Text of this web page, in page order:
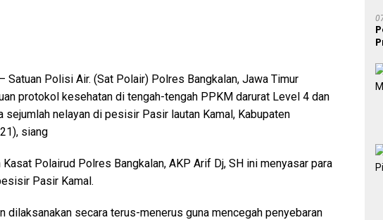
Satuan Polisi Air. (Sat Polair) Polres Bangkalan, Jawa Timur
protokol kesehatan di tengah-tengah PPKM darurat Level 4 dan
sejumlah nelayan di pesisir Pasir lautan Kamal, Kabupaten
siang
Polairud Polres Bangkalan, AKP Arif Dj, SH ini menyasar para
Pasir Kamal.
dilaksanakan secara terus-menerus guna mencegah penyebaran